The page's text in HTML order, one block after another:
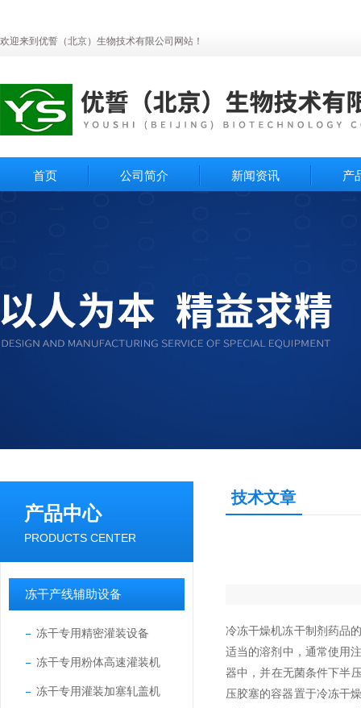
欢迎来到优誓（北京）生物技术有限公司网站！
首页 公司简介 新闻资讯 产
产品中心
PRODUCTS CENTER
冻干产线辅助设备
冻干专用精密灌装设备
冻干专用粉体高速灌装机
冻干专用灌装加塞轧盖机
技术文章
冷冻干燥机冻干制剂药品
适当的溶剂中，通常使用
器中，并在无菌条件下半
压胶塞的容器置于冷冻干